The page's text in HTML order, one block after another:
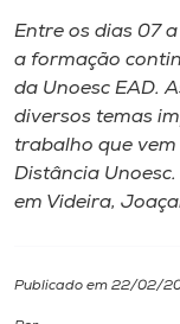
A
Unoesc
I.nova
Diplomados
Entre os dias 07
a formação
da Unoesc EAD.
diversos temas
trabalho que
Distância
em Videira,
Publicado em 22/02/